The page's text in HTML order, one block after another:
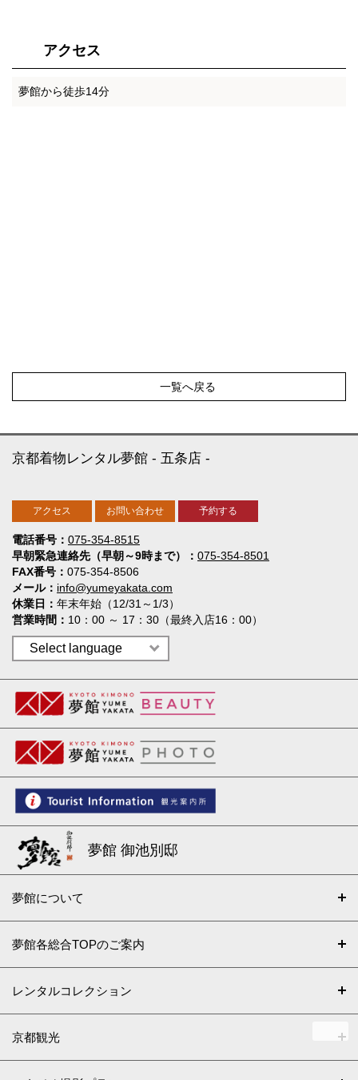
アクセス
夢館から徒歩14分
一覧へ戻る
電話番号
075-354-8515
早朝緊急連絡先（早朝～9時まで）
075-354-8501
FAX番号
075-354-8506
メール
info@yumeyakata.com
休業日
年末年始（12/31～1/3）
営業時間
10：00 ～ 17：30（最終入店16：00）
京都着物レンタル夢館 五条店
アクセス お問い合わせ 予約する
夢館 御池別邸
夢館について
夢館各総合TOPのご案内
レンタルコレクション
京都観光